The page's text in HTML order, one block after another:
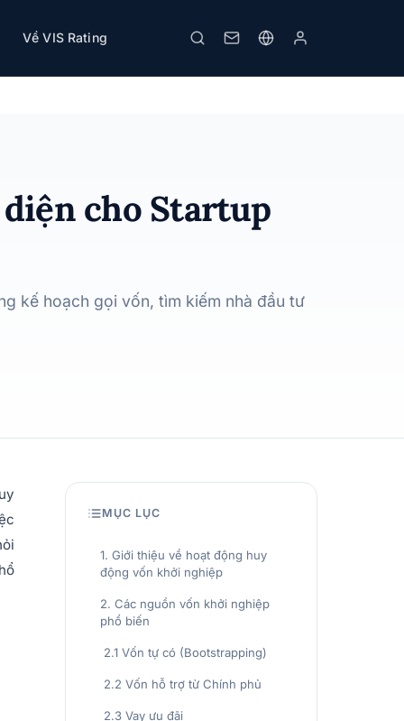
Về VIS Rating In
cho Startup
kế hoạch gọi vốn, tìm kiếm nhà đầu tư
MỤC LỤC
1. Giới thiệu về hoạt động huy
động vốn khởi nghiệp
2. Các nguồn vốn khởi nghiệp
phổ biến
2.1 Vốn tự có (Bootstrapping)
2.2 Vốn hỗ trợ từ Chính phủ
2.3 Vay ưu đãi